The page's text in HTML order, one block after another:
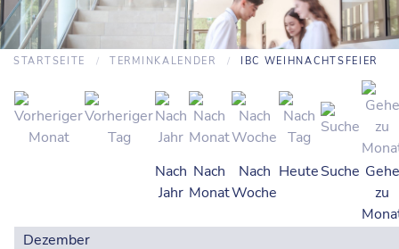
STARTSEITE TERMINKALENDER IBC WEIHNACHTSFEIER
Nach
Jahr
Nach
Monat
Nach
Woche
HeuteSuche Gehe
zu